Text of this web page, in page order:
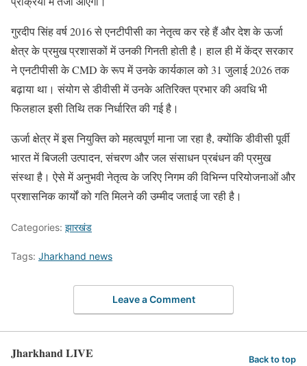
गुरदीप सिंह वर्ष 2016 से एनटीपीसी का नेतृत्व कर रहे हैं और देश के ऊर्जा
क्षेत्र के प्रमुख प्रशासकों में उनकी गिनती होती है। हाल ही में केंद्र सरकार
ने एनटीपीसी के CMD के रूप में उनके कार्यकाल को 31 जुलाई 2026 तक
बढ़ाया था। संयोग से डीवीसी में उनके अतिरिक्त प्रभार की अवधि भी
फिलहाल इसी तिथि तक निर्धारित की गई है।
ऊर्जा क्षेत्र में इस नियुक्ति को महत्वपूर्ण माना जा रहा है, क्योंकि डीवीसी पूर्वी
भारत में बिजली उत्पादन, संचरण और जल संसाधन प्रबंधन की प्रमुख
संस्था है। ऐसे में अनुभवी नेतृत्व के जरिए निगम की विभिन्न परियोजनाओं और
प्रशासनिक कार्यों को गति मिलने की उम्मीद जताई जा रही है।
Categories: झारखंड
Tags: Jharkhand news
Leave a Comment
Jharkhand LIVE Back to top